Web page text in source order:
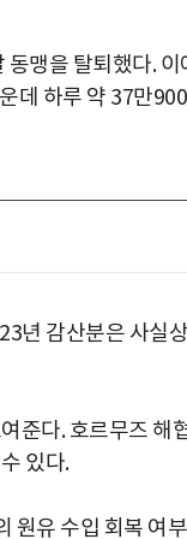
맹을 탈퇴했다. 이
데 하루 약 37만
년 감산분은 사실상
준다. 호르무즈 해
있다.
원유 수입 회복 여